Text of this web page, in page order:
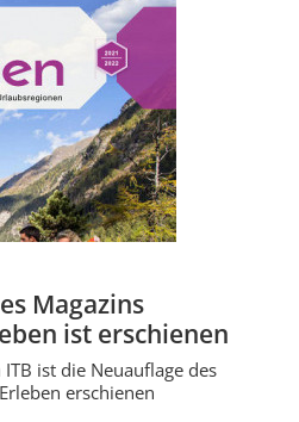
Magazins
ist erschienen
ist die Neuauflage des
erschienen